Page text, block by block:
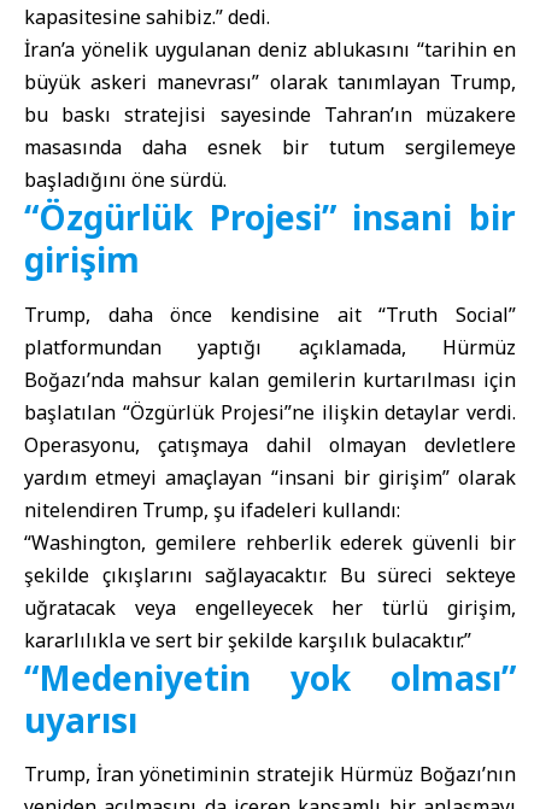
kapasitesine sahibiz.” dedi.
İran’a yönelik uygulanan deniz ablukasını “tarihin en
büyük askeri manevrası” olarak tanımlayan Trump,
bu baskı stratejisi sayesinde Tahran’ın müzakere
masasında daha esnek bir tutum sergilemeye
başladığını öne sürdü.
“Özgürlük Projesi” insani bir
girişim
Trump, daha önce kendisine ait “Truth Social”
platformundan yaptığı açıklamada, Hürmüz
Boğazı’nda mahsur kalan gemilerin kurtarılması için
başlatılan “Özgürlük Projesi”ne ilişkin detaylar verdi.
Operasyonu, çatışmaya dahil olmayan devletlere
yardım etmeyi amaçlayan “insani bir girişim” olarak
nitelendiren Trump, şu ifadeleri kullandı:
“Washington, gemilere rehberlik ederek güvenli bir
şekilde çıkışlarını sağlayacaktır. Bu süreci sekteye
uğratacak veya engelleyecek her türlü girişim,
kararlılıkla ve sert bir şekilde karşılık bulacaktır.”
“Medeniyetin yok olması”
uyarısı
Trump, İran yönetiminin stratejik Hürmüz Boğazı’nın